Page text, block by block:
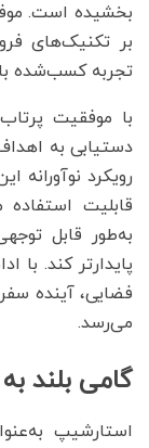
بخشیده است.
بر تکنیک‌های
تجربه کسب‌شده با
با موفقیت
دستیابی به اهداف
رویکرد
قابلیت
به‌طور قابل
پایدارتر کند.
فضایی، آینده
می‌رسد.
گامی بلند
استارشیپ